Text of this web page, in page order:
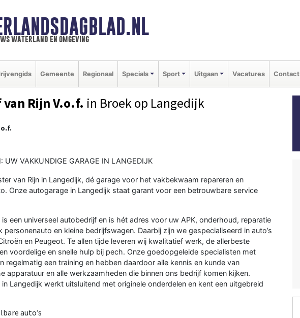
waterland en omgeving
Gemeente Regionaal Specials Sport Uitgaan Vacatures Contact
Rijn V.o.f. in Broek op Langedijk
UW VAKKUNDIGE GARAGE IN LANGEDIJK
van Rijn in Langedijk, dé garage voor het vakbekwaam repareren en
Onze autogarage in Langedijk staat garant voor een betrouwbare service
een universeel autobedrijf en is hét adres voor uw APK, onderhoud, reparatie
en kleine bedrijfswagen. Daarbij zijn we gespecialiseerd in auto’s
en Peugeot. Te allen tijde leveren wij kwalitatief werk, de allerbeste
voordelige en snelle hulp bij pech. Onze goedopgeleide specialisten met
regelmatig een training en hebben daardoor alle kennis en kunde van
apparatuur en alle werkzaamheden die binnen ons bedrijf komen kijken.
Langedijk werkt uitsluitend met originele onderdelen en kent een uitgebreid
auto’s